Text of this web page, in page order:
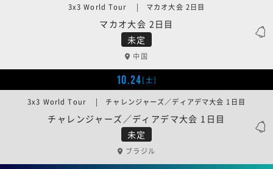
未定
マカオ大会 2日目
3x3 World Tour | マカオ大会 2日目
中国
10.24[土]
未定
チャレンジャーズ／ディアデマ大会 1日目
3x3 World Tour | チャレンジャーズ／ディアデマ大会 1日目
ブラジル